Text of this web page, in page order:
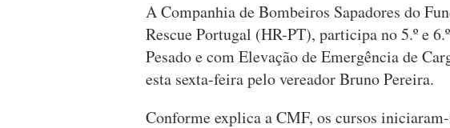
A Companhia de Bombeiros Sapadores do
Rescue Portugal (HR-PT), participa no 5.º e
Pesado e com Elevação de Emergência de
esta sexta-feira pelo vereador Bruno Pereira.
Conforme explica a CMF, os cursos